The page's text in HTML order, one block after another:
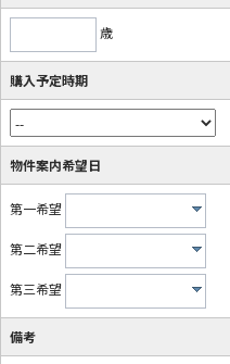
歳
購入予定時期
物件案内希望日
第一希望
第二希望
第三希望
備考